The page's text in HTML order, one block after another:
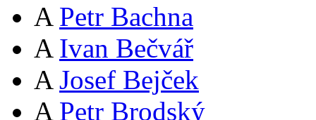
A Petr Bachna
A Ivan Bečvář
A Josef Bejček
A Petr Brodský